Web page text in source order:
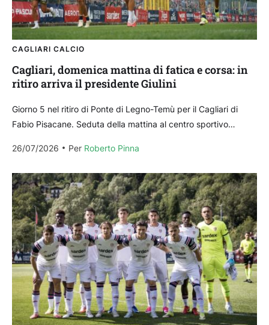
CAGLIARI CALCIO
Cagliari, domenica mattina di fatica e corsa: in
ritiro arriva il presidente Giulini
Giorno 5 nel ritiro di Ponte di Legno-Temù per il Cagliari di
Fabio Pisacane. Seduta della mattina al centro sportivo
26/07/2026
Per Roberto Pinna